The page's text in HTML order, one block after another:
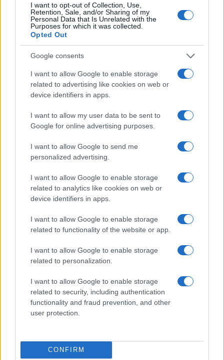
I want to opt-out of Collection, Use,
Retention, Sale, and/or Sharing of my
Personal Data that Is Unrelated with the
Purposes for which it was collected.
Opted Out
Google consents
I want to allow Google to enable storage
related to advertising like cookies on web or
device identifiers in apps.
I want to allow my user data to be sent to
Google for online advertising purposes.
I want to allow Google to send me
personalized advertising.
I want to allow Google to enable storage
related to analytics like cookies on web or
device identifiers in apps.
I want to allow Google to enable storage
related to functionality of the website or app.
I want to allow Google to enable storage
related to personalization.
I want to allow Google to enable storage
related to security, including authentication
functionality and fraud prevention, and other
user protection.
CONFIRM
Continua a leggere
Arrestati cinque agenti della polizia locale di Milano: le
accuse e i dettagli
NEWS